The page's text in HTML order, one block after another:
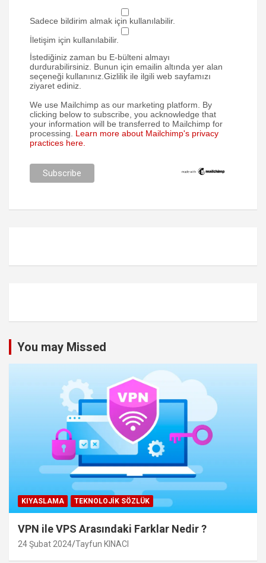
Sadece bildirim almak için kullanılabilir.
İletişim için kullanılabilir.
İstediğiniz zaman bu E-bülteni almayı
durdurabilirsiniz. Bunun için emailin altında yer alan
seçeneği kullanınız.Gizlilik ile ilgili web sayfamızı
ziyaret ediniz.
We use Mailchimp as our marketing platform. By
clicking below to subscribe, you acknowledge that
your information will be transferred to Mailchimp for
processing. Learn more about Mailchimp's privacy
practices here.
You may Missed
KIYASLAMA TEKNOLOJIK SÖZLÜK
VPN ile VPS Arasındaki Farklar Nedir ?
24 Şubat 2024 Tayfun KINACI